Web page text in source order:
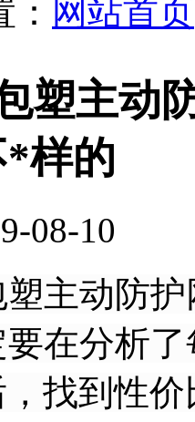
网站首页
塑主动
样的
08-10
主动防
在分析
找到性